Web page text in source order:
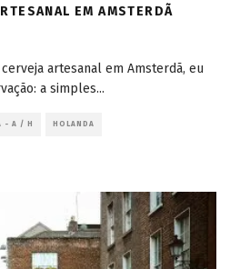
EM AMSTERDÃ
artesanal em Amsterdã, eu
a simples...
- A / H HOLANDA